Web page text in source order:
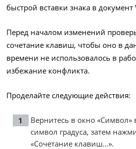
быстрой вставки знака в документ
Перед началом изменений
сочетание клавиш, чтобы оно в
времени не использовалось в
избежание конфликта.
Проделайте следующие действия:
Вернитесь в окно «Символ»
символ градуса, затем
«Сочетание клавиш…».